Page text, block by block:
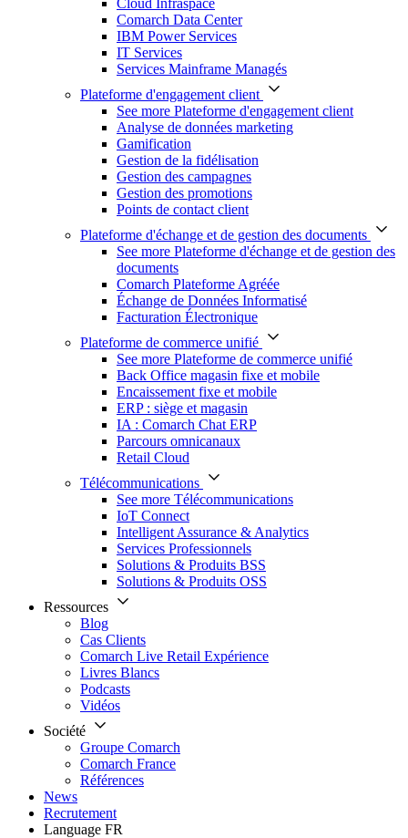
Cloud Infraspace
Comarch Data Center
IBM Power Services
IT Services
Services Mainframe Managés
Plateforme d'engagement client
See more Plateforme d'engagement client
Analyse de données marketing
Gamification
Gestion de la fidélisation
Gestion des campagnes
Gestion des promotions
Points de contact client
Plateforme d'échange et de gestion des documents
See more Plateforme d'échange et de gestion des
documents
Comarch Plateforme Agréée
Échange de Données Informatisé
Facturation Électronique
Plateforme de commerce unifié
See more Plateforme de commerce unifié
Back Office magasin fixe et mobile
Encaissement fixe et mobile
ERP : siège et magasin
IA : Comarch Chat ERP
Parcours omnicanaux
Retail Cloud
Télécommunications
See more Télécommunications
IoT Connect
Intelligent Assurance & Analytics
Services Professionnels
Solutions & Produits BSS
Solutions & Produits OSS
Ressources
Blog
Cas Clients
Comarch Live Retail Expérience
Livres Blancs
Podcasts
Vidéos
Société
Groupe Comarch
Comarch France
Références
News
Recrutement
Language FR